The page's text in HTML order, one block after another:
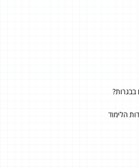
בבגרות?
הלימוד